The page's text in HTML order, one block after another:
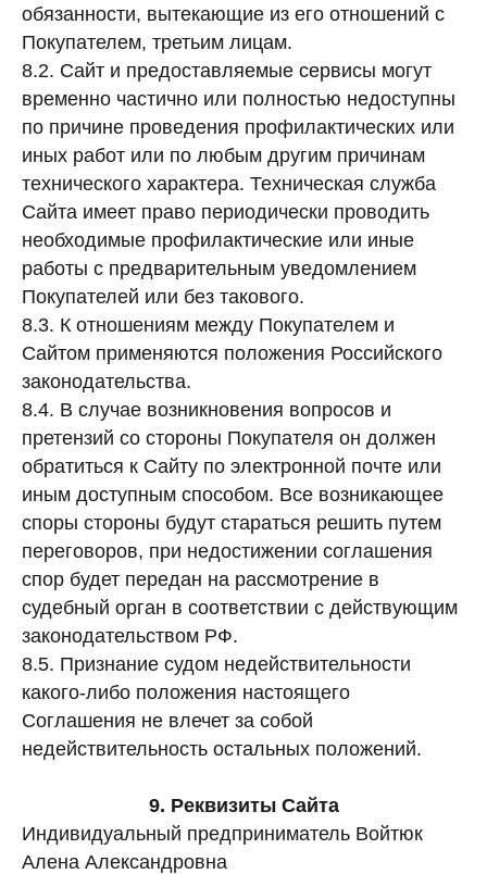
обязанности, вытекающие из его отношений с
Покупателем, третьим лицам.
8.2. Сайт и предоставляемые сервисы могут
временно частично или полностью недоступны
по причине проведения профилактических или
иных работ или по любым другим причинам
технического характера. Техническая служба
Сайта имеет право периодически проводить
необходимые профилактические или иные
работы с предварительным уведомлением
Покупателей или без такового.
8.3. К отношениям между Покупателем и
Сайтом применяются положения Российского
законодательства.
8.4. В случае возникновения вопросов и
претензий со стороны Покупателя он должен
обратиться к Сайту по электронной почте или
иным доступным способом. Все возникающее
споры стороны будут стараться решить путем
переговоров, при недостижении соглашения
спор будет передан на рассмотрение в
судебный орган в соответствии с действующим
законодательством РФ.
8.5. Признание судом недействительности
какого-либо положения настоящего
Соглашения не влечет за собой
недействительность остальных положений.
9. Реквизиты Сайта
Индивидуальный предприниматель Войтюк
Алена Александровна